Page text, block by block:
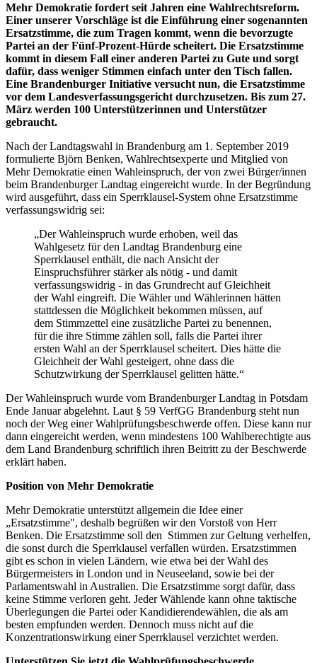
Mehr Demokratie fordert seit Jahren eine Wahlrechtsreform.
Einer unserer Vorschläge ist die Einführung einer sogenannten
Ersatzstimme, die zum Tragen kommt, wenn die bevorzugte
Partei an der Fünf-Prozent-Hürde scheitert. Die Ersatzstimme
kommt in diesem Fall einer anderen Partei zu Gute und sorgt
dafür, dass weniger Stimmen einfach unter den Tisch fallen.
Eine Brandenburger Initiative versucht nun, die Ersatzstimme
vor dem Landesverfassungsgericht durchzusetzen. Bis zum 27.
März werden 100 Unterstützerinnen und Unterstützer
gebraucht.
Nach der Landtagswahl in Brandenburg am 1. September 2019
formulierte Björn Benken, Wahlrechtsexperte und Mitglied von
Mehr Demokratie einen Wahleinspruch, der von zwei Bürger/innen
beim Brandenburger Landtag eingereicht wurde. In der Begründung
wird ausgeführt, dass ein Sperrklausel-System ohne Ersatzstimme
verfassungswidrig sei:
„Der Wahleinspruch wurde erhoben, weil das
Wahlgesetz für den Landtag Brandenburg eine
Sperrklausel enthält, die nach Ansicht der
Einspruchsführer stärker als nötig - und damit
verfassungswidrig - in das Grundrecht auf Gleichheit
der Wahl eingreift. Die Wähler und Wählerinnen hätten
stattdessen die Möglichkeit bekommen müssen, auf
dem Stimmzettel eine zusätzliche Partei zu benennen,
für die ihre Stimme zählen soll, falls die Partei ihrer
ersten Wahl an der Sperrklausel scheitert. Dies hätte die
Gleichheit der Wahl gesteigert, ohne dass die
Schutzwirkung der Sperrklausel gelitten hätte.“
Der Wahleinspruch wurde vom Brandenburger Landtag in Potsdam
Ende Januar abgelehnt. Laut § 59 VerfGG Brandenburg steht nun
noch der Weg einer Wahlprüfungsbeschwerde offen. Diese kann nur
dann eingereicht werden, wenn mindestens 100 Wahlberechtigte aus
dem Land Brandenburg schriftlich ihren Beitritt zu der Beschwerde
erklärt haben.
Position von Mehr Demokratie
Mehr Demokratie unterstützt allgemein die Idee einer
„Ersatzstimme", deshalb begrüßen wir den Vorstoß von Herr
Benken. Die Ersatzstimme soll den Stimmen zur Geltung verhelfen,
die sonst durch die Sperrklausel verfallen würden. Ersatzstimmen
gibt es schon in vielen Ländern, wie etwa bei der Wahl des
Bürgermeisters in London und in Neuseeland, sowie bei der
Parlamentswahl in Australien. Die Ersatzstimme sorgt dafür, dass
keine Stimme verloren geht. Jeder Wählende kann ohne taktische
Überlegungen die Partei oder Kandidierendewählen, die als am
besten empfunden werden. Dennoch muss nicht auf die
Konzentrationswirkung einer Sperrklausel verzichtet werden.